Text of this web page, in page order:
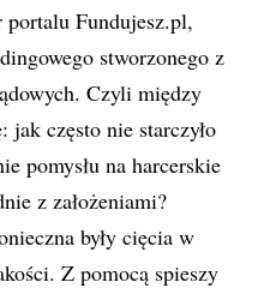
portalu Fundujesz.pl,
stworzonego z
Czyli między
często nie starczyło
pomysłu na harcerskie
z założeniami?
były cięcia w
Z pomocą spieszy